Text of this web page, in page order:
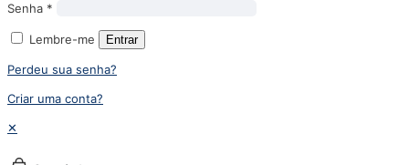
Senha *
Lembre-me Entrar
Perdeu sua senha?
Criar uma conta?
✕